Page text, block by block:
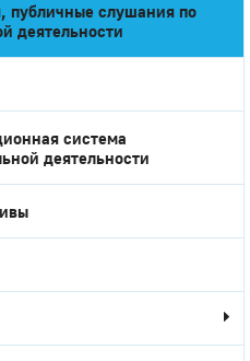
публичные слушания по
деятельности
система
деятельности